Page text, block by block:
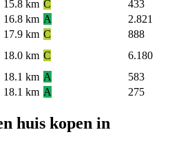
15.8 km C
433
16.8 km A
2.821
17.9 km C
888
18.0 km C
6.180
18.1 km A
583
18.1 km A 275
huis kopen in